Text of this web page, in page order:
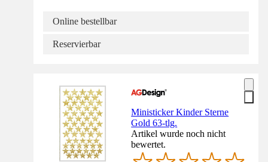
Online bestellbar
Reservierbar
Ministicker Kinder Sterne
Gold 63-tlg.
Artikel wurde noch nicht
bewertet.